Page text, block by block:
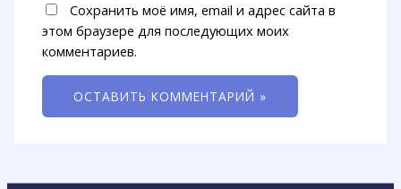
Сохранить моё имя, email и адрес сайта в
этом браузере для последующих моих
комментариев.